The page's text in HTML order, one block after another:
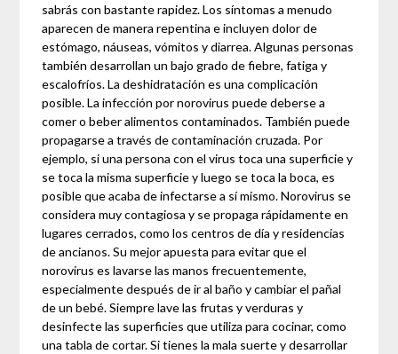
sabrás con bastante rapidez. Los síntomas a menudo
aparecen de manera repentina e incluyen dolor de
estómago, náuseas, vómitos y diarrea. Algunas personas
también desarrollan un bajo grado de fiebre, fatiga y
escalofríos. La deshidratación es una complicación
posible. La infección por norovirus puede deberse a
comer o beber alimentos contaminados. También puede
propagarse a través de contaminación cruzada. Por
ejemplo, si una persona con el virus toca una superficie y
se toca la misma superficie y luego se toca la boca, es
posible que acaba de infectarse a sí mismo. Norovirus se
considera muy contagiosa y se propaga rápidamente en
lugares cerrados, como los centros de día y residencias
de ancianos. Su mejor apuesta para evitar que el
norovirus es lavarse las manos frecuentemente,
especialmente después de ir al baño y cambiar el pañal
de un bebé. Siempre lave las frutas y verduras y
desinfecte las superficies que utiliza para cocinar, como
una tabla de cortar. Si tienes la mala suerte y desarrollar